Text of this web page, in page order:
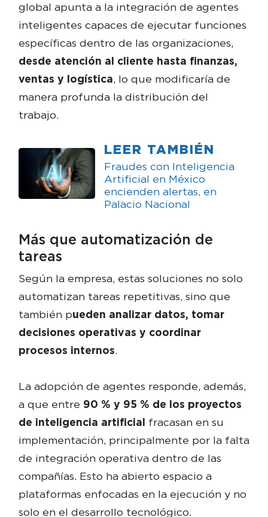
global apunta a la integración de agentes
inteligentes capaces de ejecutar funciones
específicas dentro de las organizaciones,
desde atención al cliente hasta finanzas,
ventas y logística, lo que modificaría de
manera profunda la distribución del
trabajo.
LEER TAMBIÉN
Fraudes con Inteligencia
Artificial en México
encienden alertas, en
Palacio Nacional
Más que automatización de
tareas
Según la empresa, estas soluciones no solo
automatizan tareas repetitivas, sino que
también pueden analizar datos, tomar
decisiones operativas y coordinar
procesos internos.
La adopción de agentes responde, además,
a que entre 90 % y 95 % de los proyectos
de inteligencia artificial fracasan en su
implementación, principalmente por la falta
de integración operativa dentro de las
compañías. Esto ha abierto espacio a
plataformas enfocadas en la ejecución y no
solo en el desarrollo tecnológico.